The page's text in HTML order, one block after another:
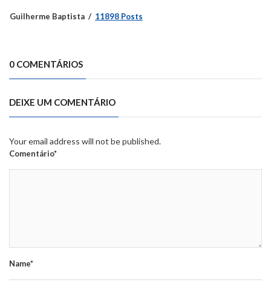
Guilherme Baptista 11898 Posts
0 COMENTÁRIOS
DEIXE UM COMENTÁRIO
Your email address will not be published.
Comentário*
Name*